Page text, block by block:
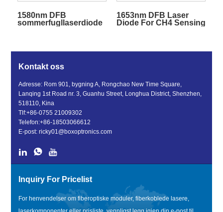
1580nm DFB
sommerfugllaserdiode
1653nm DFB Laser
Diode For CH4 Sensing
Kontakt oss
Adresse: Rom 901, bygning A, Rongchao New Time Square,
Lanqing 1st Road nr. 3, Guanhu Street, Longhua District, Shenzhen,
518110, Kina
Tlf:+86-0755 21009302
Telefon:+86-18503066612
E-post:ricky01@boxoptronics.com
Inquiry For Pricelist
For henvendelser om fiberoptiske moduler, fiberkoblede lasere,